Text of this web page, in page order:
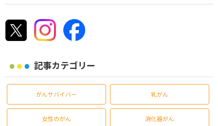
記事カテゴリー
がんサバイバー 乳がん
女性のがん 消化器がん